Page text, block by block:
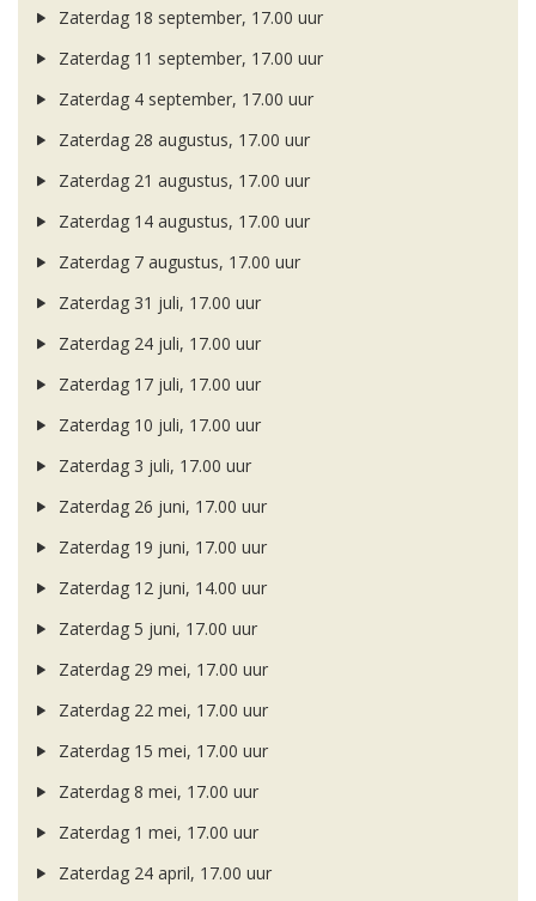
Zaterdag 18 september, 17.00 uur
Zaterdag 11 september, 17.00 uur
Zaterdag 4 september, 17.00 uur
Zaterdag 28 augustus, 17.00 uur
Zaterdag 21 augustus, 17.00 uur
Zaterdag 14 augustus, 17.00 uur
Zaterdag 7 augustus, 17.00 uur
Zaterdag 31 juli, 17.00 uur
Zaterdag 24 juli, 17.00 uur
Zaterdag 17 juli, 17.00 uur
Zaterdag 10 juli, 17.00 uur
Zaterdag 3 juli, 17.00 uur
Zaterdag 26 juni, 17.00 uur
Zaterdag 19 juni, 17.00 uur
Zaterdag 12 juni, 14.00 uur
Zaterdag 5 juni, 17.00 uur
Zaterdag 29 mei, 17.00 uur
Zaterdag 22 mei, 17.00 uur
Zaterdag 15 mei, 17.00 uur
Zaterdag 8 mei, 17.00 uur
Zaterdag 1 mei, 17.00 uur
Zaterdag 24 april, 17.00 uur